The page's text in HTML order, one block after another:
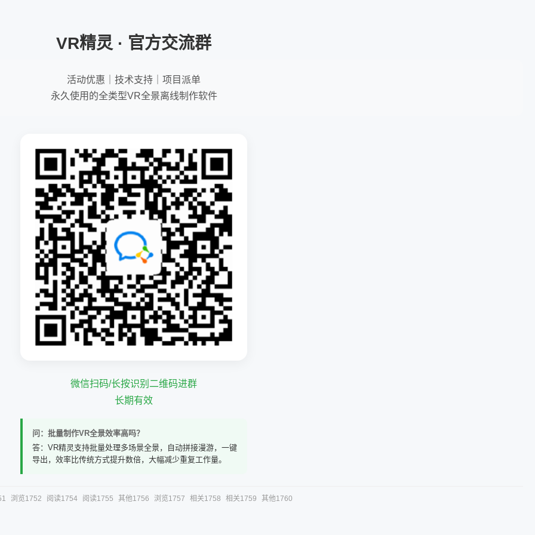
VR精灵 · 官方交流群
活动优惠｜技术支持｜项目派单
永久使用的全类型VR全景离线制作软件
微信扫码/长按识别二维码进群
长期有效
问：批量制作VR全景效率高吗？
答：VR精灵支持批量处理多场景全景，自动拼接漫游，一键
导出，效率比传统方式提升数倍，大幅减少重复工作量。
浏览1752 阅读1754 阅读1755 其他1756 浏览1757 相关1758 相关1759 其他1760